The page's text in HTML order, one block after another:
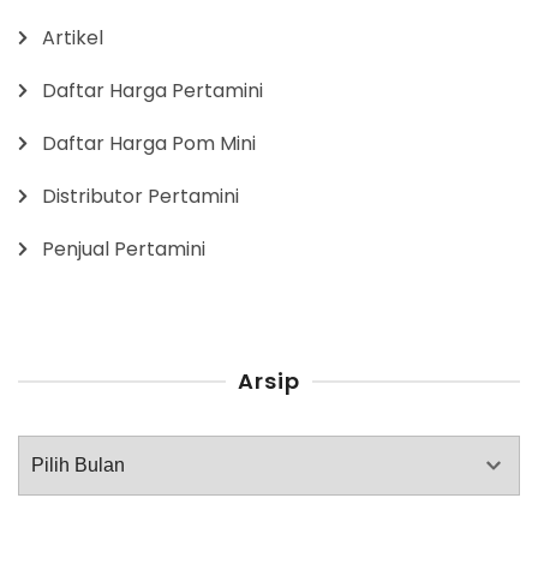
Artikel
Daftar Harga Pertamini
Daftar Harga Pom Mini
Distributor Pertamini
Penjual Pertamini
Arsip
Arsip